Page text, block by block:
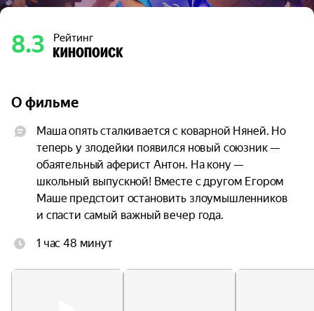
8.3 Рейтинг
О фильме
Маша опять сталкивается с коварной Няней. Но
теперь у злодейки появился новый союзник —
обаятельный аферист Антон. На кону —
школьный выпускной! Вместе с другом Егором
Маше предстоит остановить злоумышленников
и спасти самый важный вечер года.
1 час 48 минут